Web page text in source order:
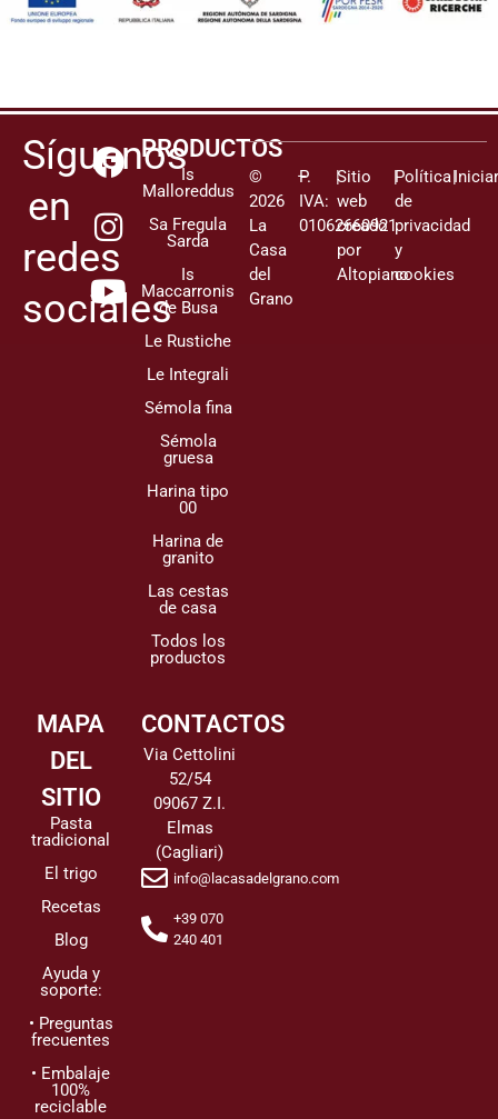
Síguenos
en
redes
sociales
PRODUCTOS
Is
Malloreddus
Sa Fregula
Sarda
Is
Maccarronis
de Busa
Le Rustiche
Le Integrali
Sémola fina
Sémola
gruesa
Harina tipo
00
Harina de
granito
Las cestas
de casa
Todos los
productos
MAPA
DEL
SITIO
Pasta
tradicional
El trigo
Recetas
Blog
Ayuda y
soporte:
• Preguntas
frecuentes
• Embalaje
100%
reciclable
CONTACTOS
Via Cettolini
52/54
09067 Z.I.
Elmas
(Cagliari)
info@lacasadelgrano.com
+39 070
240 401
©
2026
La
Casa
del
Grano
–
P.
IVA:
01062660921
|Sitio
web
creado
por
Altopiano
|Política
de
privacidad
y
cookies